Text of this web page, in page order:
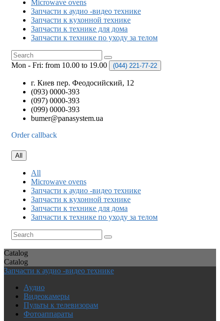
Microwave ovens
Запчасти к аудио -видео технике
Запчасти к кухонной технике
Запчасти к технике для дома
Запчасти к технике по уходу за телом
Mon - Fri: from 10.00 to 19.00 (044) 221-77-22
г. Киев пер. Феодосийский, 12
(093) 0000-393
(097) 0000-393
(099) 0000-393
bumer@panasystem.ua
Order callback
All
All
Microwave ovens
Запчасти к аудио -видео технике
Запчасти к кухонной технике
Запчасти к технике для дома
Запчасти к технике по уходу за телом
Catalog
Catalog
Запчасти к аудио -видео технике
Аудио
Видеокамеры
Пульты к телевизорам
Фотоаппараты